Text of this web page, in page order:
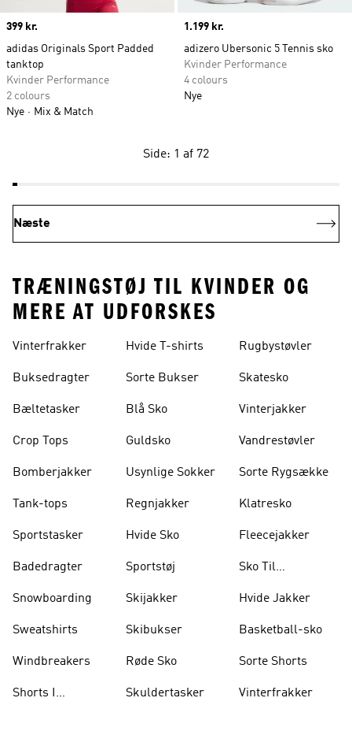
Price
399 kr.
adidas Originals Sport Padded
tanktop
Kvinder Performance
2 colours
Nye
Mix & Match
Price
1.199 kr.
adizero Ubersonic 5 Tennis sko
Kvinder Performance
4 colours
Nye
Side: 1 af 72
Næste
TRÆNINGSTØJ TIL KVINDER OG
MERE AT UDFORSKES
Vinterfrakker
Buksedragter
Bæltetasker
Crop Tops
Bomberjakker
Tank-tops
Sportstasker
Badedragter
Snowboarding
Sweatshirts
Windbreakers
Shorts I
Hvide T-shirts
Sorte Bukser
Blå Sko
Guldsko
Usynlige Sokker
Regnjakker
Hvide Sko
Sportstøj
Skijakker
Skibukser
Røde Sko
Skuldertasker
Rugbystøvler
Skatesko
Vinterjakker
Vandrestøvler
Sorte Rygsække
Klatresko
Fleecejakker
Sko Til
Hvide Jakker
Basketball-sko
Sorte Shorts
Vinterfrakker